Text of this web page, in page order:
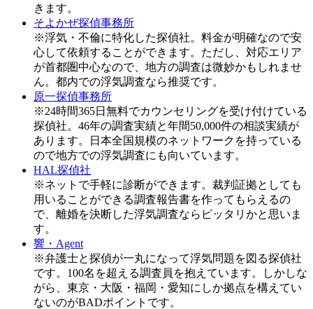
きます。
そよかぜ探偵事務所
※浮気・不倫に特化した探偵社。料金が明確なので安
心して依頼することができます。ただし、対応エリア
が首都圏中心なので、地方の調査は微妙かもしれませ
ん。都内での浮気調査なら推奨です。
原一探偵事務所
※24時間365日無料でカウンセリングを受け付けている
探偵社。46年の調査実績と年間50,000件の相談実績が
あります。日本全国規模のネットワークを持っている
ので地方での浮気調査にも向いています。
HAL探偵社
※ネットで手軽に診断ができます。裁判証拠としても
用いることができる調査報告書を作ってもらえるの
で、離婚を決断した浮気調査ならピッタリかと思いま
す。
響・Agent
※弁護士と探偵が一丸になって浮気問題を図る探偵社
です。100名を超える調査員を抱えています。しかしな
がら、東京・大阪・福岡・愛知にしか拠点を構えてい
ないのがBADポイントです。